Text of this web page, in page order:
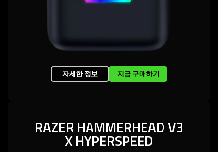
자세한 정보 지금 구매하기
RAZER HAMMERHEAD V3
X HYPERSPEED